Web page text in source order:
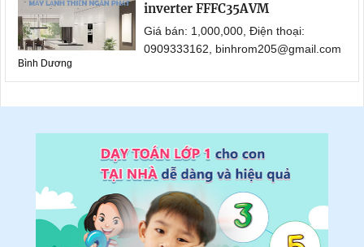
inverter FFFC35AVM
Giá bán: 1,000,000, Điện thoại:
0909333162, binhrom205@gmail.com
Bình Dương